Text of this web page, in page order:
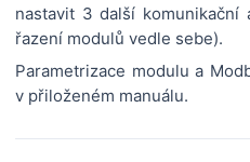
nastavit 3 další komunikační
řazení modulů vedle sebe).
Parametrizace modulu a
v přiloženém manuálu.